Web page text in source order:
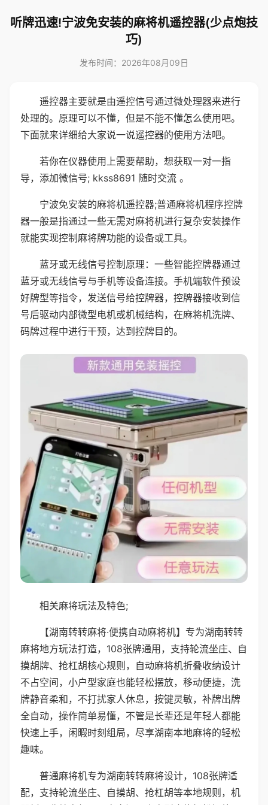
听牌迅速!宁波免安装的麻将机遥控器(少点炮技
巧)
发布时间：2026年08月09日
遥控器主要就是由遥控信号通过微处理器来进行
处理的。原理可以不懂，但是不能不懂怎么使用吧。
下面就来详细给大家说一说遥控器的使用方法吧。
若你在仪器使用上需要帮助，想获取一对一指
导，添加微信号; kkss8691 随时交流 。
宁波免安装的麻将机遥控器;普通麻将机程序控牌
器一般是指通过一些无需对麻将机进行复杂安装操作
就能实现控制麻将牌功能的设备或工具。
蓝牙或无线信号控制原理：一些智能控牌器通过
蓝牙或无线信号与手机等设备连接。手机端软件预设
好牌型等指令，发送信号给控牌器，控牌器接收到信
号后驱动内部微型电机或机械结构，在麻将机洗牌、
码牌过程中进行干预，达到控牌目的。
相关麻将玩法及特色;
【湖南转转麻将·便携自动麻将机】专为湖南转转
麻将地方玩法打造，108张牌通用，支持轮流坐庄、自
摸胡牌、抢杠胡核心规则，自动麻将机折叠收纳设计
不占空间，小户型家庭也能轻松摆放，移动便捷，洗
牌静音柔和，不打扰家人休息，按键灵敏，补牌出牌
全自动，操作简单易懂，不管是长辈还是年轻人都能
快速上手，闲暇时刻组局，尽享湖南本地麻将的轻松
趣味。
普通麻将机专为湖南转转麻将设计，108张牌适
配，支持轮流坐庄、自摸胡、抢杠胡等本地规则，机